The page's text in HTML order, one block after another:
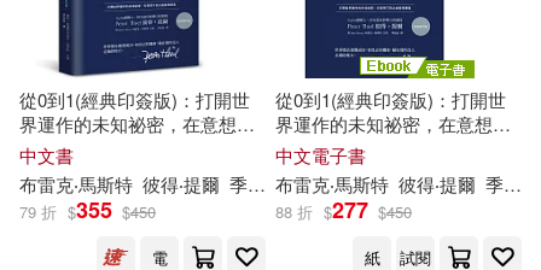
作者 (可複選)
布雷克‧馬斯特(2)
彼得‧提爾(2)
從0到1(經典印簽版)：打開世
界運作的未知祕密，在意想不
到之處發現價值
中文書
布雷克‧馬斯特 彼得‧提爾 季晶晶
79 折 $355 $450
電
從0到1(經典印簽版)：打開世
界運作的未知祕密，在意想不
到之處發現價值 (電子書)
中文電子書
布雷克‧馬斯特 彼得‧提爾 季晶晶
88 折 $277 $450
紙
試閱